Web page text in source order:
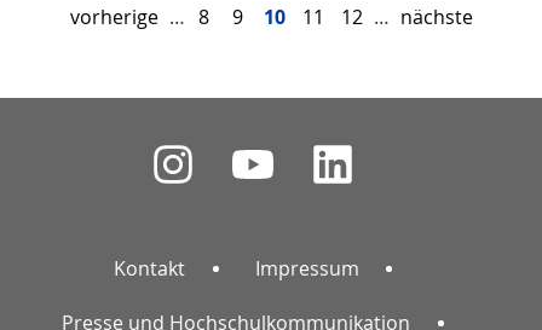
vorherige … 8 9 10 11 12 … nächste
Kontakt Impressum
Presse und Hochschulkommunikation